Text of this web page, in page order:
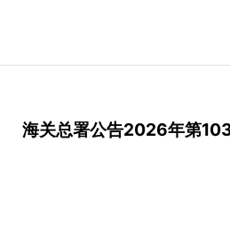
海关总署公告2026年第